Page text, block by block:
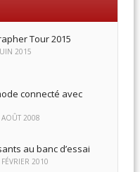
Tour 2015
2015
connecté avec
2008
au banc d’essai
2010